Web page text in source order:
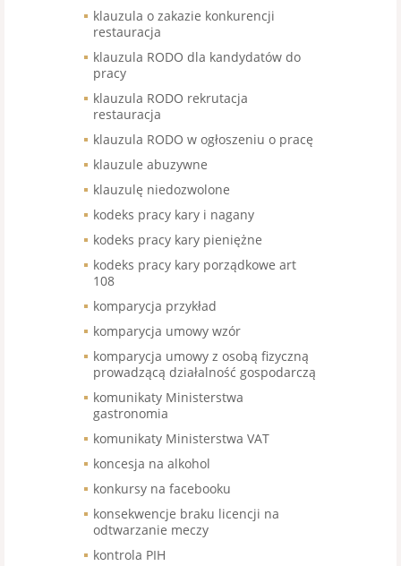
klauzula o zakazie konkurencji
restauracja
klauzula RODO dla kandydatów do
pracy
klauzula RODO rekrutacja
restauracja
klauzula RODO w ogłoszeniu o pracę
klauzule abuzywne
klauzulę niedozwolone
kodeks pracy kary i nagany
kodeks pracy kary pieniężne
kodeks pracy kary porządkowe art
108
komparycja przykład
komparycja umowy wzór
komparycja umowy z osobą fizyczną
prowadzącą działalność gospodarczą
komunikaty Ministerstwa
gastronomia
komunikaty Ministerstwa VAT
koncesja na alkohol
konkursy na facebooku
konsekwencje braku licencji na
odtwarzanie meczy
kontrola PIH